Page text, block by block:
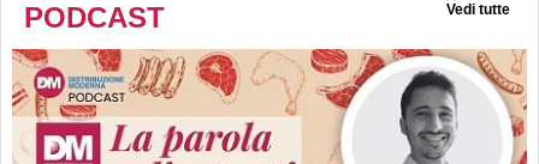
PODCAST Vedi tutte